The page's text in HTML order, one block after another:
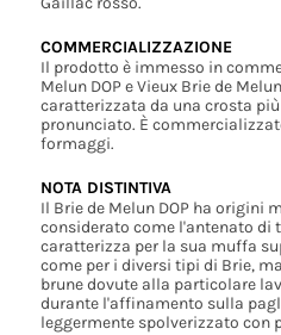
COMMERCIALIZZAZIONE
Il prodotto è immesso in
Melun DOP e Vieux Brie de
caratterizzata da una crosta
pronunciato. È
formaggi.
NOTA DISTINTIVA
Il Brie de Melun DOP ha origini
considerato come l'antenato di
caratterizza per la sua muffa
come per i diversi tipi di Brie,
brune dovute alla particolare
durante l'affinamento sulla
leggermente spolverizzato con